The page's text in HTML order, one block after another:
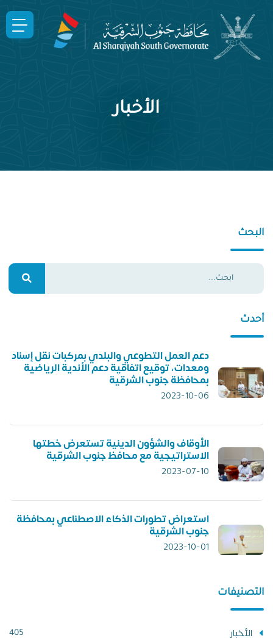
الأخبار
البحث
أحدث
دعم العمل التطوعي والبلدي بمركبات نقل إسناد
ومعدات، توقيع اتفاقية دعم الأندية الرياضية
بمحافظة جنوب الشرقية
2023-10-06
الأوقاف والشؤون الدينية تستعرض خطتها
الاستراتيجية مع محافظ جنوب الشرقية
2023-07-10
استعراض تطورات الذكاء الاصطناعي بمحافظة
جنوب الشرقية
2023-10-01
التصنيفات
الأخبار 405